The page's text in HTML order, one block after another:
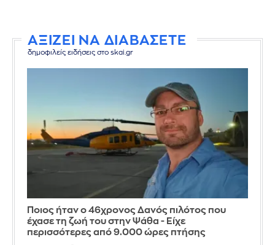
ΑΞΙΖΕΙ ΝΑ ΔΙΑΒΑΣΕΤΕ
δημοφιλείς ειδήσεις στο skai.gr
Ποιος ήταν ο 46χρονος Δανός πιλότος που
έχασε τη ζωή του στην Ψάθα - Είχε
περισσότερες από 9.000 ώρες πτήσης